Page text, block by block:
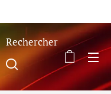
Rechercher